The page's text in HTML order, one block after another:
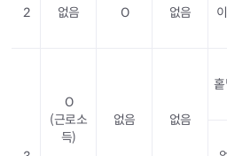
2 없음 O 없음
O
(근로소
득)
없음 없음
홑